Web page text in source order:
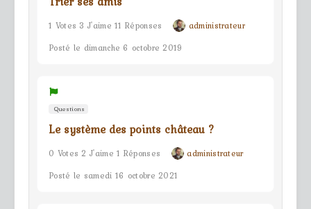
1 Votes 3 J'aime 11 Réponses
administrateur
Posté le dimanche 6 octobre 2019
Questions
Le système des points château ?
0 Votes 2 J'aime 1 Réponses
administrateur
Posté le samedi 16 octobre 2021